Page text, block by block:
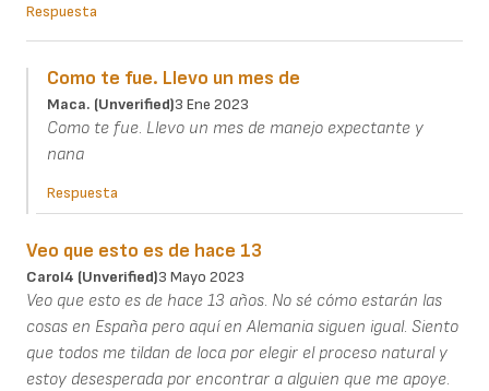
Respuesta
Como te fue. Llevo un mes de
Maca. (unverified)3 Ene 2023
Como te fue. Llevo un mes de manejo expectante y
nana
Respuesta
Veo que esto es de hace 13
Carol4 (unverified)3 Mayo 2023
Veo que esto es de hace 13 años. No sé cómo estarán las
cosas en España pero aquí en Alemania siguen igual. Siento
que todos me tildan de loca por elegir el proceso natural y
estoy desesperada por encontrar a alguien que me apoye.